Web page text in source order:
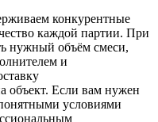
конкурентные
каждой партии. При
нужный объём смеси,
и
объект. Если вам нужен
условиями